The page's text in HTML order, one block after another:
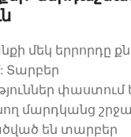
մեկ երրորդը
Տարբեր
փաստում
մարդկանց
են տարբեր